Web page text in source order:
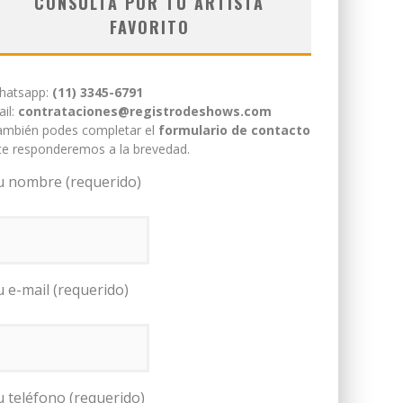
FAVORITO
(11) 3345-6791
contrataciones@registrodeshows.com
podes completar el formulario de contacto
responderemos a la brevedad.
nombre (requerido)
e-mail (requerido)
teléfono (requerido)